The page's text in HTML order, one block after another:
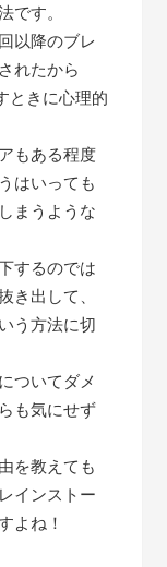
です。
以降のブレ
れたから
ときに心理的
もある程度
はいっても
まうような
するのでは
き出して、
う方法に切
ついてダメ
も気にせず
を教えても
インストー
よね！